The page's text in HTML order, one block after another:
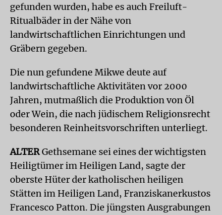
gefunden wurden, habe es auch Freiluft-
Ritualbäder in der Nähe von
landwirtschaftlichen Einrichtungen und
Gräbern gegeben.
Die nun gefundene Mikwe deute auf
landwirtschaftliche Aktivitäten vor 2000
Jahren, mutmaßlich die Produktion von Öl
oder Wein, die nach jüdischem Religionsrecht
besonderen Reinheitsvorschriften unterliegt.
ALTERGethsemane sei eines der wichtigsten
Heiligtümer im Heiligen Land, sagte der
oberste Hüter der katholischen heiligen
Stätten im Heiligen Land, Franziskanerkustos
Francesco Patton. Die jüngsten Ausgrabungen